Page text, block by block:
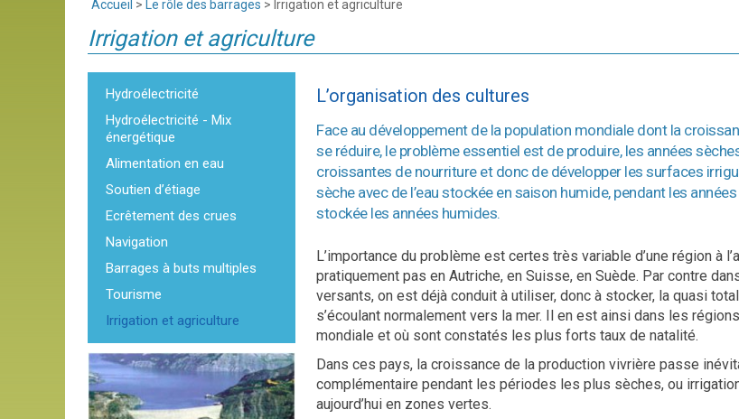
Accueil > Le rôle des barrages > Irrigation et agriculture
Irrigation et agriculture
Hydroélectricité
Hydroélectricité - Mix
énergétique
Alimentation en eau
Soutien d’étiage
Ecrêtement des crues
Navigation
Barrages à buts multiples
Tourisme
Irrigation et agriculture
L’organisation des cultures
Face au développement de la population mondiale dont la
se réduire, le problème essentiel est de produire, les années
croissantes de nourriture et donc de développer les surfaces
sèche avec de l’eau stockée en saison humide, pendant les années
stockée les années humides.
L’importance du problème est certes très variable d’une région à
pratiquement pas en Autriche, en Suisse, en Suède. Par contre
versants, on est déjà conduit à utiliser, donc à stocker, la quasi
s’écoulant normalement vers la mer. Il en est ainsi dans les
mondiale et où sont constatés les plus forts taux de natalité.
Dans ces pays, la croissance de la production vivrière passe
complémentaire pendant les périodes les plus sèches, ou
aujourd’hui en zones vertes.